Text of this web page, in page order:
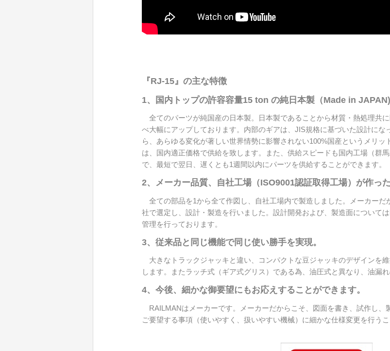
『RJ-15』の主な特徴
1、国内トップの許容容量15 ton の純日本製（Made in JAPAN)
全てのパーツが純国産の日本製。日本製であることから材質・熱処理共
べ大幅にアップしております。内部のギアは、JIS規格に基づいた設計にな
ら、あらゆる変化が著しい世界情勢に影響されない100%国産というメリッ
は、国内適正価格で供給を致します。また、供給スピードも国内工場（群
で、最短で翌日、遅くとも1週間以内にパーツを供給することができます。
2、メーカー品質、自社工場（ISO9001認証取得工場）が作った
全ての部品を1から全て作図し、自社工場内で製造しました。メーカーだ
社で選定し、設計・製造を行いました。設計開発および、製造面について
管理を行っております。
3、従来品と同じ機能で同じ使い勝手を実現。
大きなトラックジャッキと違い、コンパクトな豆ジャッキのデザインを
します。またラッチ式（ギア式グリス）である為、油圧式と異なり、油漏れ
4、今後、細かな御要望にもお応えすることができます。
RAILMANはメーカーです。メーカーだからこそ、図面を書き、試作し、
ご要望する事項（使いやすく、扱いやすい機械）に細かな仕様変更を行うこ